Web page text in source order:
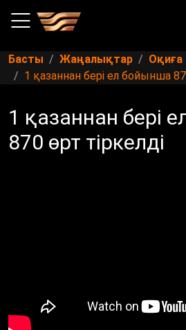
Басты Жаңалықтар
Оқиға
1 қазаннан бері ел бойынша
1 қазаннан бері
870 өрт тіркелді